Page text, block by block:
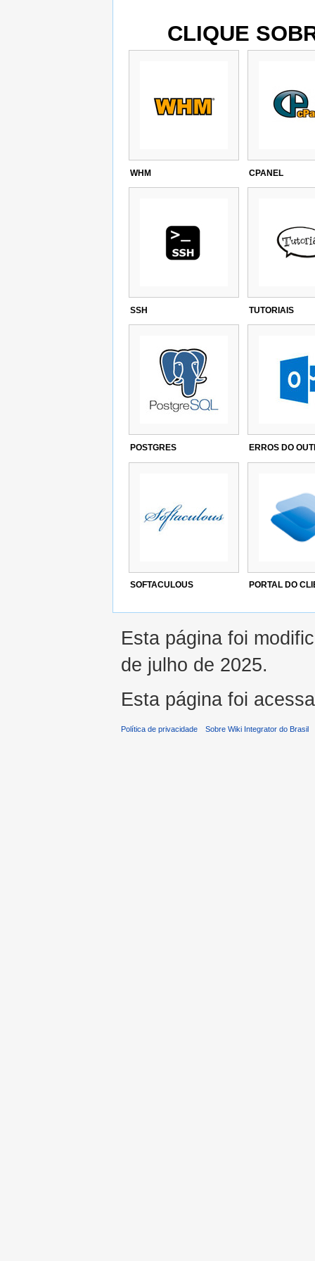
CLIQUE
WHM CPANEL
SSH TUTORIAIS
POSTGRES ERROS DO
SOFTACULOUS PORTAL DO
Esta página foi
de julho de 2025.
Esta página foi
Política de privacidade Sobre Wiki Integrator do Brasil